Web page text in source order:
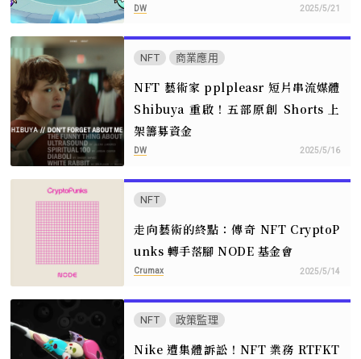
DW 2025/5/21
NFT 商業應用
NFT 藝術家 pplpleasr 短片串流媒體
Shibuya 重啟！五部原創 Shorts 上
架籌募資金
DW 2025/5/16
NFT
走向藝術的終點：傳奇 NFT CryptoP
unks 轉手落腳 NODE 基金會
Crumax 2025/5/14
NFT 政策監理
Nike 遭集體訴訟！NFT 業務 RTFKT